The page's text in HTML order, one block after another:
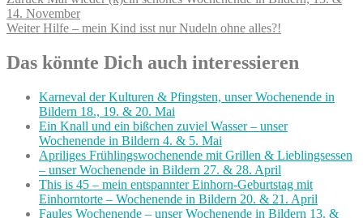
Beitrag:
14. November
Weiter Nächster
Hilfe – mein Kind isst nur Nudeln ohne alles?!
Das könnte Dich auch interessieren
Karneval der Kulturen & Pfingsten, unser Wochenende in
Bildern 18., 19. & 20. Mai
Ein Knall und ein bißchen zuviel Wasser – unser
Wochenende in Bildern 4. & 5. Mai
Apriliges Frühlingswochenende mit Grillen & Lieblingsessen
– unser Wochenende in Bildern 27. & 28. April
This is 45 – mein entspannter Einhorn-Geburtstag mit
Einhorntorte – Wochenende in Bildern 20. & 21. April
Faules Wochenende – unser Wochenende in Bildern 13. &